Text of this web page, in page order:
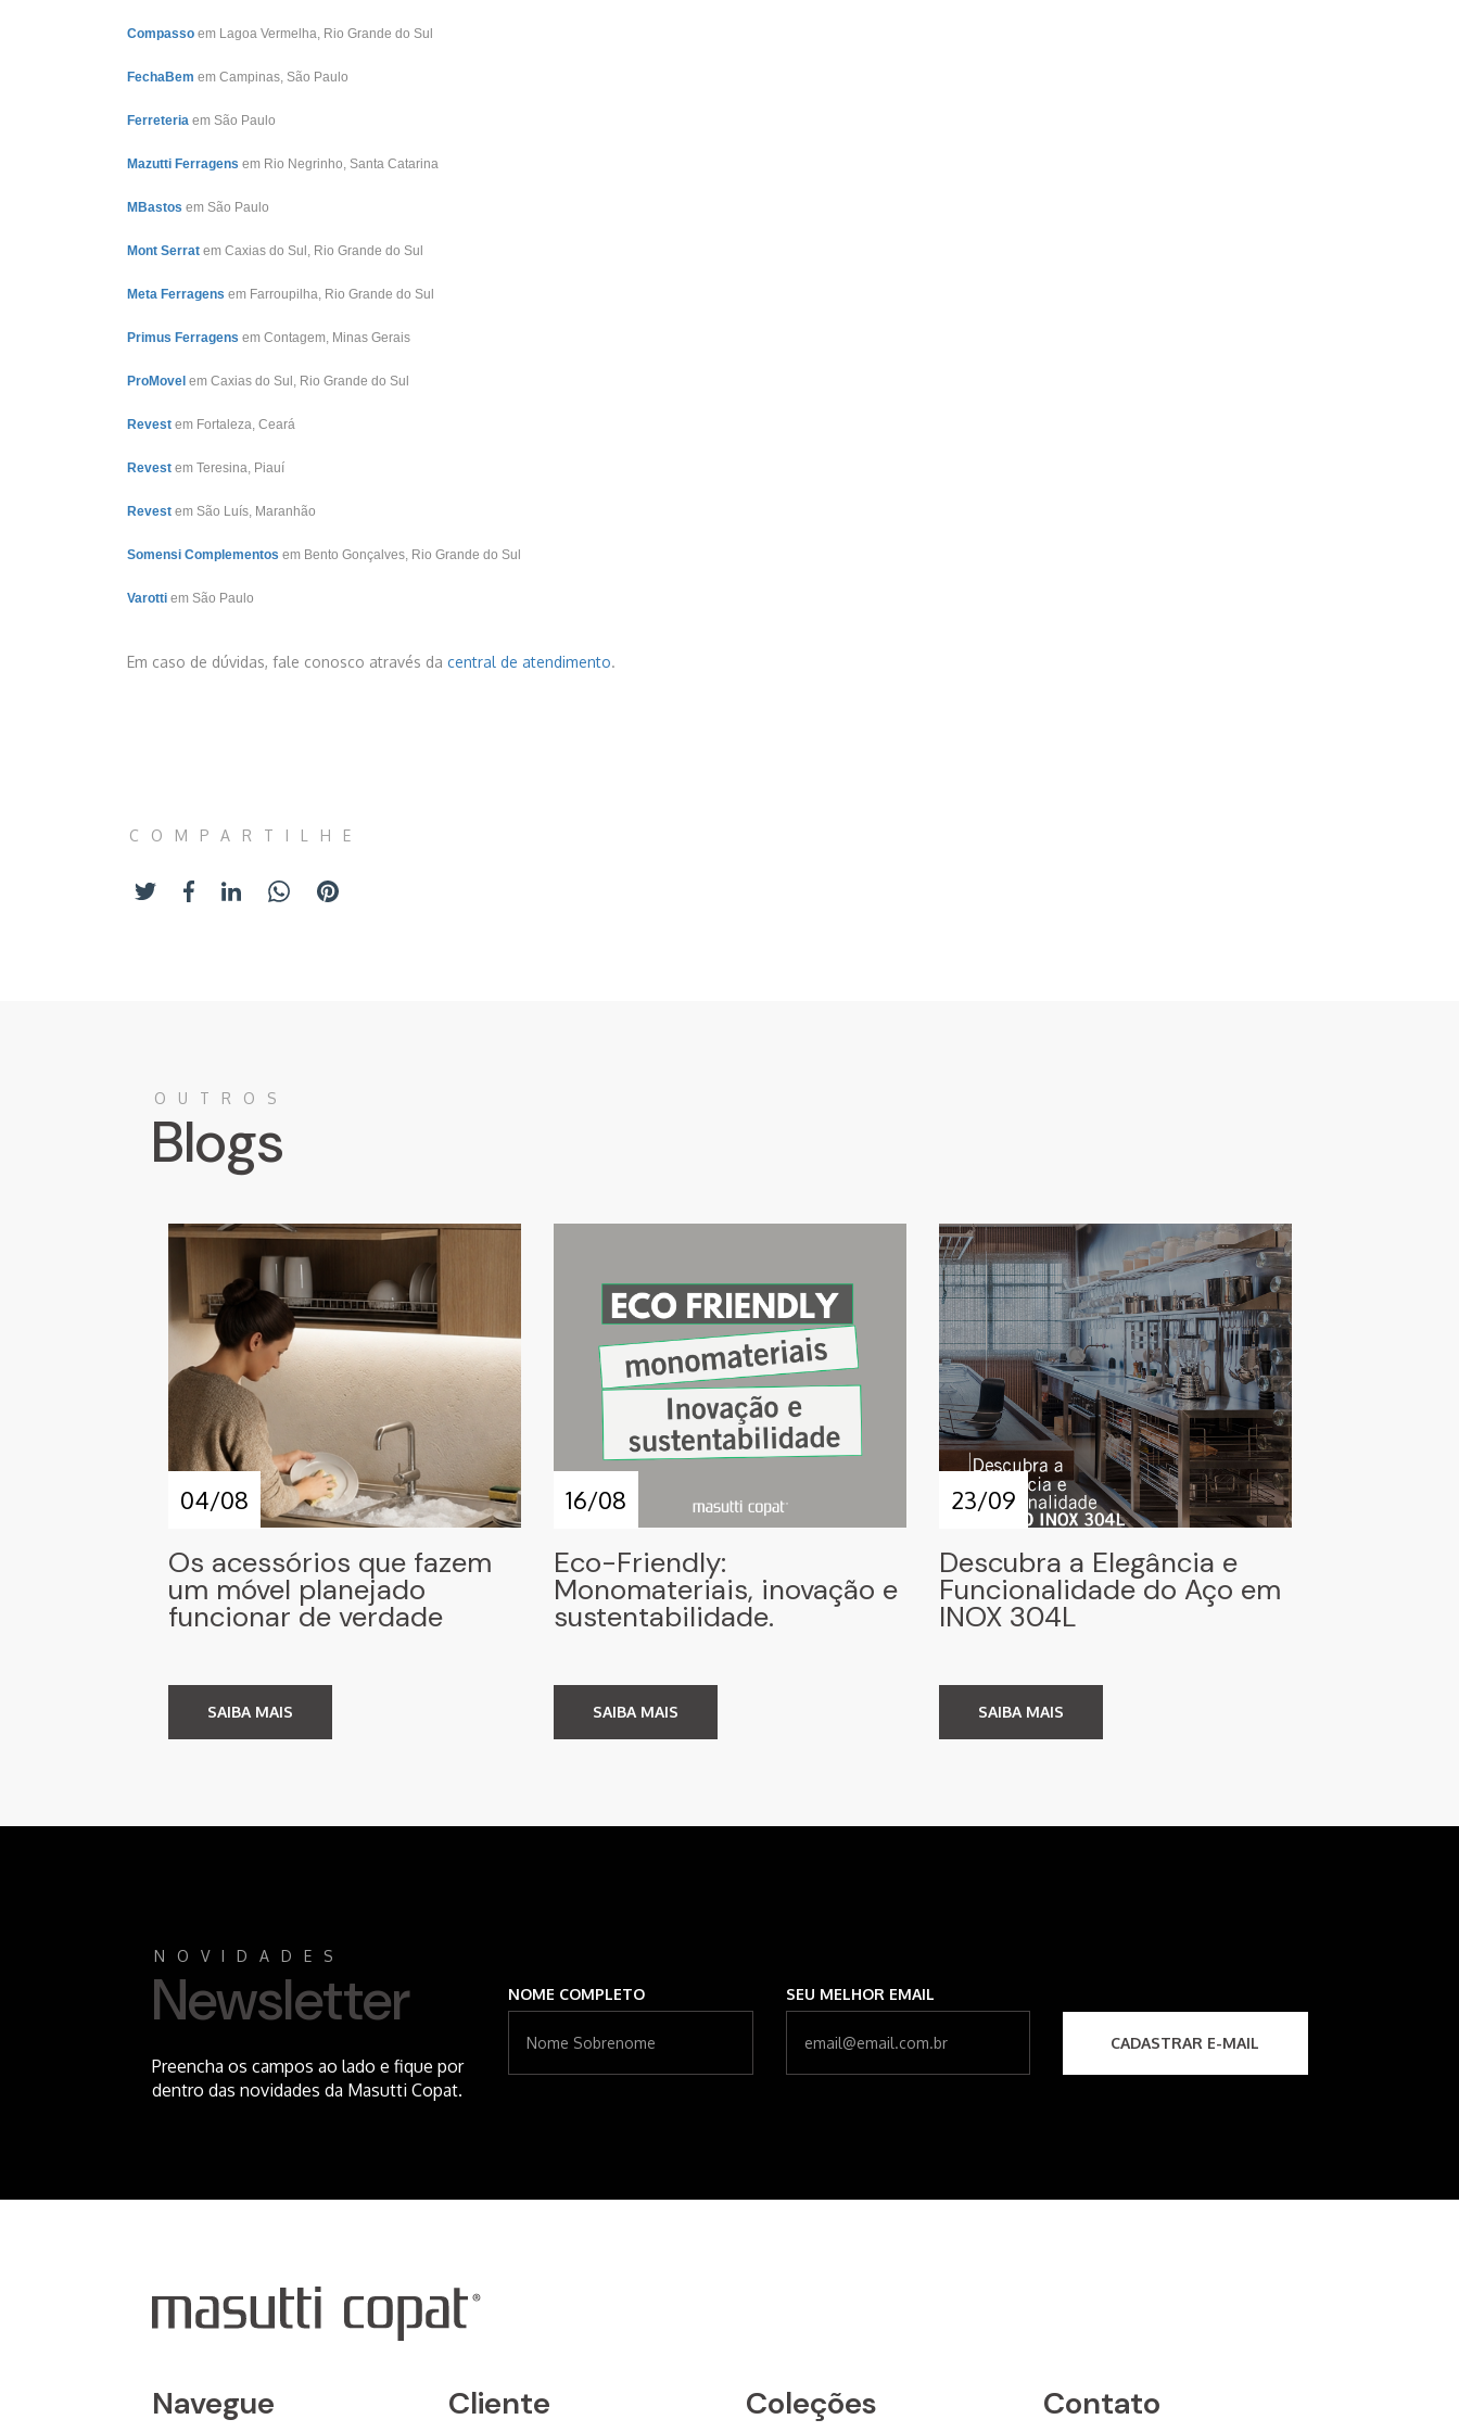
Compasso em Lagoa Vermelha, Rio Grande do Sul
FechaBem em Campinas, São Paulo
Ferreteria em São Paulo
Mazutti Ferragens em Rio Negrinho, Santa Catarina
MBastos em São Paulo
Mont Serrat em Caxias do Sul, Rio Grande do Sul
Meta Ferragens em Farroupilha, Rio Grande do Sul
Primus Ferragens em Contagem, Minas Gerais
ProMovel em Caxias do Sul, Rio Grande do Sul
Revest em Fortaleza, Ceará
Revest em Teresina, Piauí
Revest em São Luís, Maranhão
Somensi Complementos em Bento Gonçalves, Rio Grande do Sul
Varotti em São Paulo
Em caso de dúvidas, fale conosco através da central de atendimento.
COMPARTILHE
OUTROS
Blogs
04/08
Os acessórios que fazem
um móvel planejado
funcionar de verdade
SAIBA MAIS
16/08
Eco-Friendly:
Monomateriais, inovação e
sustentabilidade.
SAIBA MAIS
23/09
Descubra a Elegância e
Funcionalidade do Aço em
INOX 304L
SAIBA MAIS
NOVIDADES
Newsletter
Preencha os campos ao lado e fique por
dentro das novidades da Masutti Copat.
NOME COMPLETO SEU MELHOR EMAIL
Navegue Cliente Coleções Contato